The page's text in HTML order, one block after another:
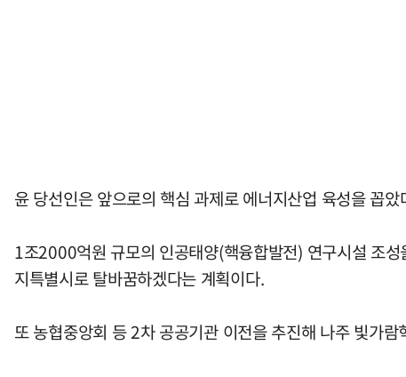
윤 당선인은 앞으로의 핵심 과제로 에너지산업 육성을 꼽았
1조2000억원 규모의 인공태양(핵융합발전) 연구시설 조
지특별시로 탈바꿈하겠다는 계획이다.
또 농협중앙회 등 2차 공공기관 이전을 추진해 나주 빛가